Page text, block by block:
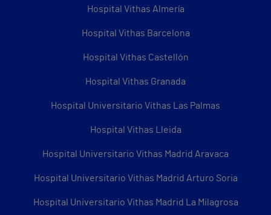
Hospital Vithas Almería
Hospital Vithas Barcelona
Hospital Vithas Castellón
Hospital Vithas Granada
Hospital Universitario Vithas Las Palmas
Hospital Vithas Lleida
Hospital Universitario Vithas Madrid Aravaca
Hospital Universitario Vithas Madrid Arturo Soria
Hospital Universitario Vithas Madrid La Milagrosa